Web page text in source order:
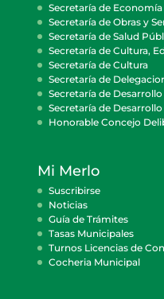
Secretaría de Economía
Secretaría de Obras y
Secretaría de Salud
Secretaría de Cultura,
Secretaría de Cultura
Secretaría de
Secretaría de
Secretaría de
Honorable Concejo
Mi Merlo
Suscribirse
Noticias
Guía de Trámites
Tasas Municipales
Turnos Licencias de
Cocheria Municipal